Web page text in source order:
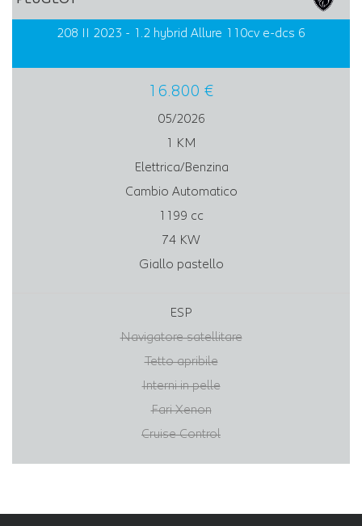
208 II 2023 - 1.2 hybrid Allure 110cv e-dcs 6
16.800 €
05/2026
1 KM
Elettrica/Benzina
Cambio Automatico
1199 cc
74 KW
Giallo pastello
ESP
Navigatore satellitare
Tetto apribile
Interni in pelle
Fari Xenon
Cruise Control